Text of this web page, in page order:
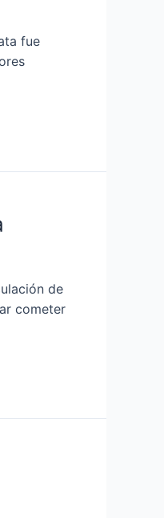
fue
de
cometer